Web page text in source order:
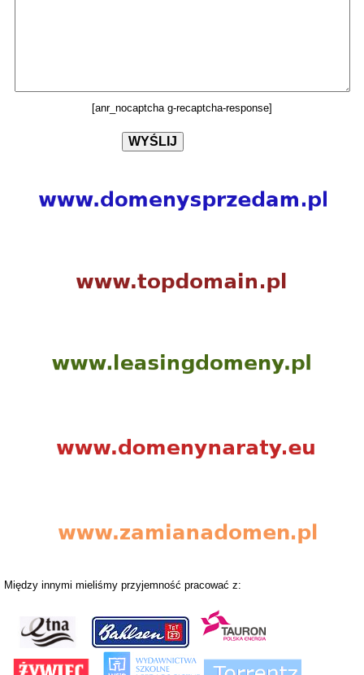
[anr_nocaptcha g-recaptcha-response]
Między innymi mieliśmy przyjemność pracować z: